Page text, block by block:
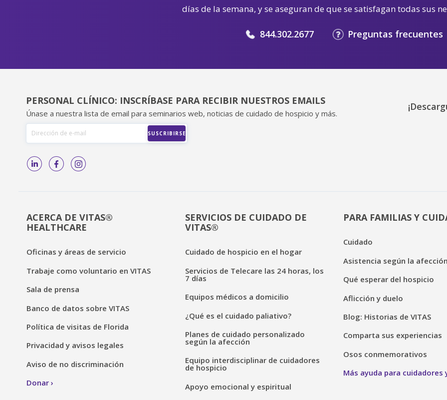
días de la semana, y se aseguran de que se satisfagan todas sus
844.302.2677 Preguntas frecuentes
PERSONAL CLÍNICO: INSCRÍBASE PARA RECIBIR NUESTROS EMAILS
Únase a nuestra lista de email para seminarios web, noticias de cuidado de hospicio y más.
ACERCA DE VITAS®
HEALTHCARE
Oficinas y áreas de servicio
Trabaje como voluntario en VITAS
Sala de prensa
Banco de datos sobre VITAS
Política de visitas de Florida
Privacidad y avisos legales
Aviso de no discriminación
Donar
SERVICIOS DE CUIDADO DE
VITAS®
Cuidado de hospicio en el hogar
Servicios de Telecare las 24 horas, los
7 días
Equipos médicos a domicilio
¿Qué es el cuidado paliativo?
Planes de cuidado personalizado
según la afección
Equipo interdisciplinar de cuidadores
de hospicio
Apoyo emocional y espiritual
PARA FAMILIAS Y
Cuidado
Asistencia según la
Qué esperar del hospicio
Aflicción y duelo
Blog: Historias de VITAS
Comparta sus experiencias
Osos conmemorativos
Más ayuda para cuidadores